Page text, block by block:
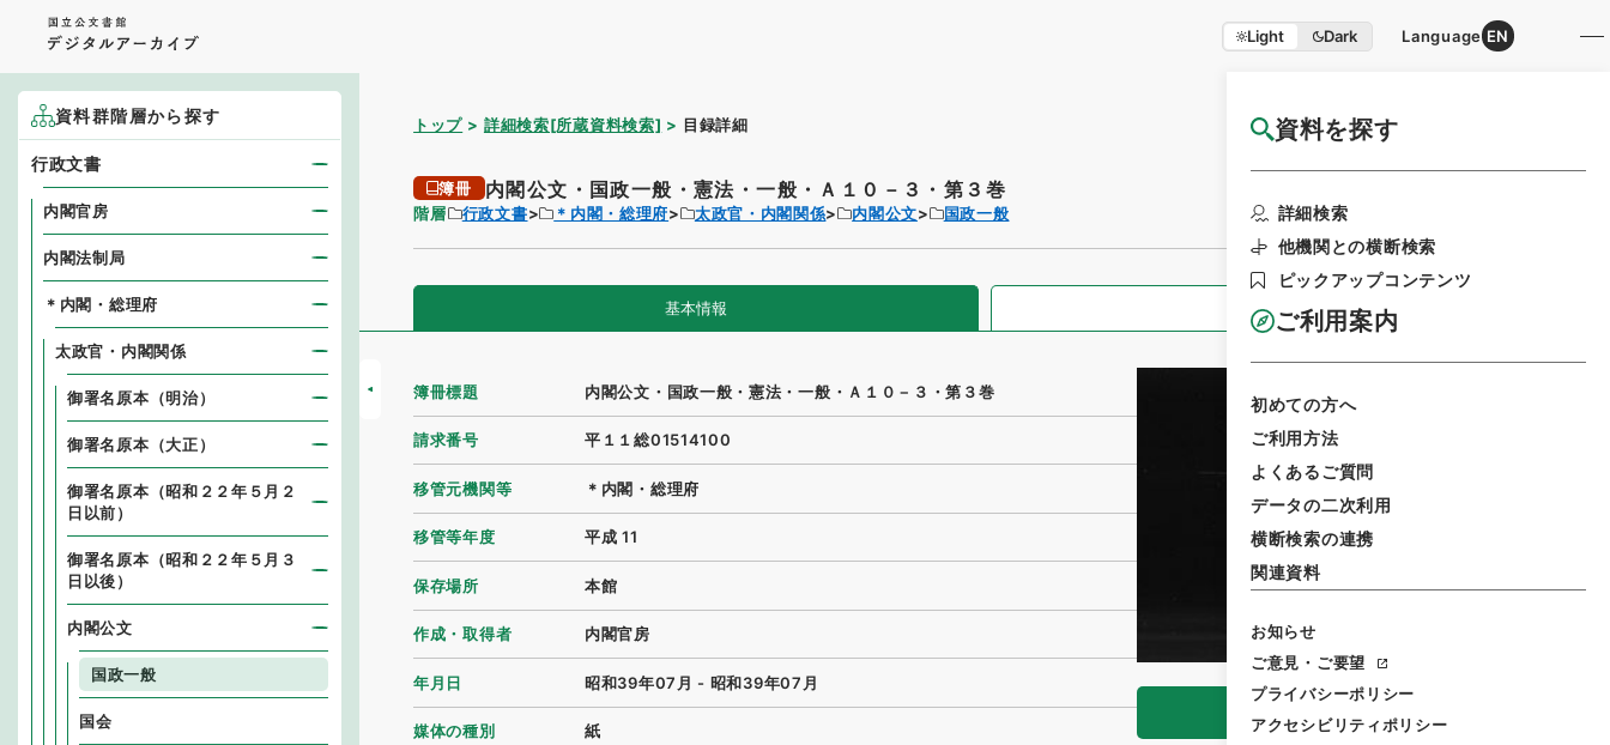
Light Dark Language EN
資料を探す
詳細検索
他機関との横断検索
ピックアップコンテンツ
ご利用案内
初めての方へ
ご利用方法
よくあるご質問
データの二次利用
横断検索の連携
関連資料
お知らせ
ご意見・ご要望
プライバシーポリシー
アクセシビリティポリシー
トップ 詳細検索[所蔵資料検索] 目録詳細 国立公文書館HP利用案内
簿冊 内閣公文・国政一般・憲法・一般・Ａ１０－３・第３巻
階層 行政文書 ＊内閣・総理府 太政官・内閣関係 内閣公文 国政一般
基本情報 全ての情報
簿冊標題 内閣公文・国政一般・憲法・一般・Ａ１０－３・第３巻
請求番号 平１１総01514100
移管元機関等 ＊内閣・総理府
移管等年度 平成 11
保存場所 本館
作成・取得者 内閣官房
年月日 昭和39年07月 - 昭和39年07月
媒体の種別 紙
資料群階層から探す
行政文書
内閣官房
内閣法制局
＊内閣・総理府
太政官・内閣関係
御署名原本（明治）
御署名原本（大正）
御署名原本（昭和２２年５月２
日以前）
御署名原本（昭和２２年５月３
日以後）
内閣公文
国政一般
国会